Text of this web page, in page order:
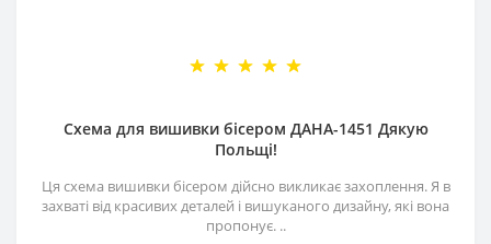
Схема для вишивки бісером ДАНА-1451 Дякую
Польщі!
Ця схема вишивки бісером дійсно викликає захоплення. Я в
захваті від красивих деталей і вишуканого дизайну, які вона
пропонує. ..